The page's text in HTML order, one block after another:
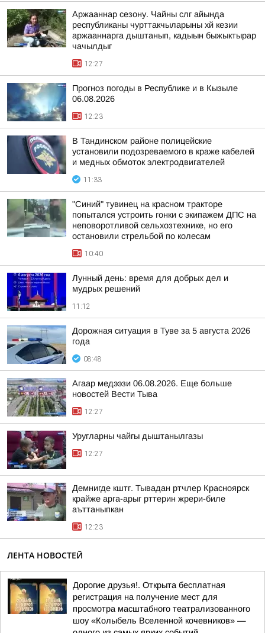
Аржааннар сезону. Чайны слг айында
республиканы чурттакчыларыны хй кезии
аржааннарга дыштанып, кадыын быжыктырар
чачылдыг
12:27
Прогноз погоды в Республике и в Кызыле
06.08.2026
12:23
В Тандинском районе полицейские
установили подозреваемого в краже кабелей
и медных обмоток электродвигателей
11:33
"Синий" тувинец на красном тракторе
попытался устроить гонки с экипажем ДПС на
неповоротливой сельхозтехнике, но его
остановили стрельбой по колесам
10:40
Лунный день: время для добрых дел и
мудрых решений
11:12
Дорожная ситуация в Туве за 5 августа 2026
года
08:48
Агаар медээзи 06.08.2026. Еще больше
новостей Вести Тыва
12:27
Уругларны чайгы дыштанылгазы
12:27
Демнигде кштг. Тывадан ртчлер Красноярск
крайже арга-арыг рттерин жрери-биле
аъттаныпкан
12:23
ЛЕНТА НОВОСТЕЙ
Дорогие друзья!. Открыта бесплатная
регистрация на получение мест для
просмотра масштабного театрализованного
шоу «Колыбель Вселенной кочевников» —